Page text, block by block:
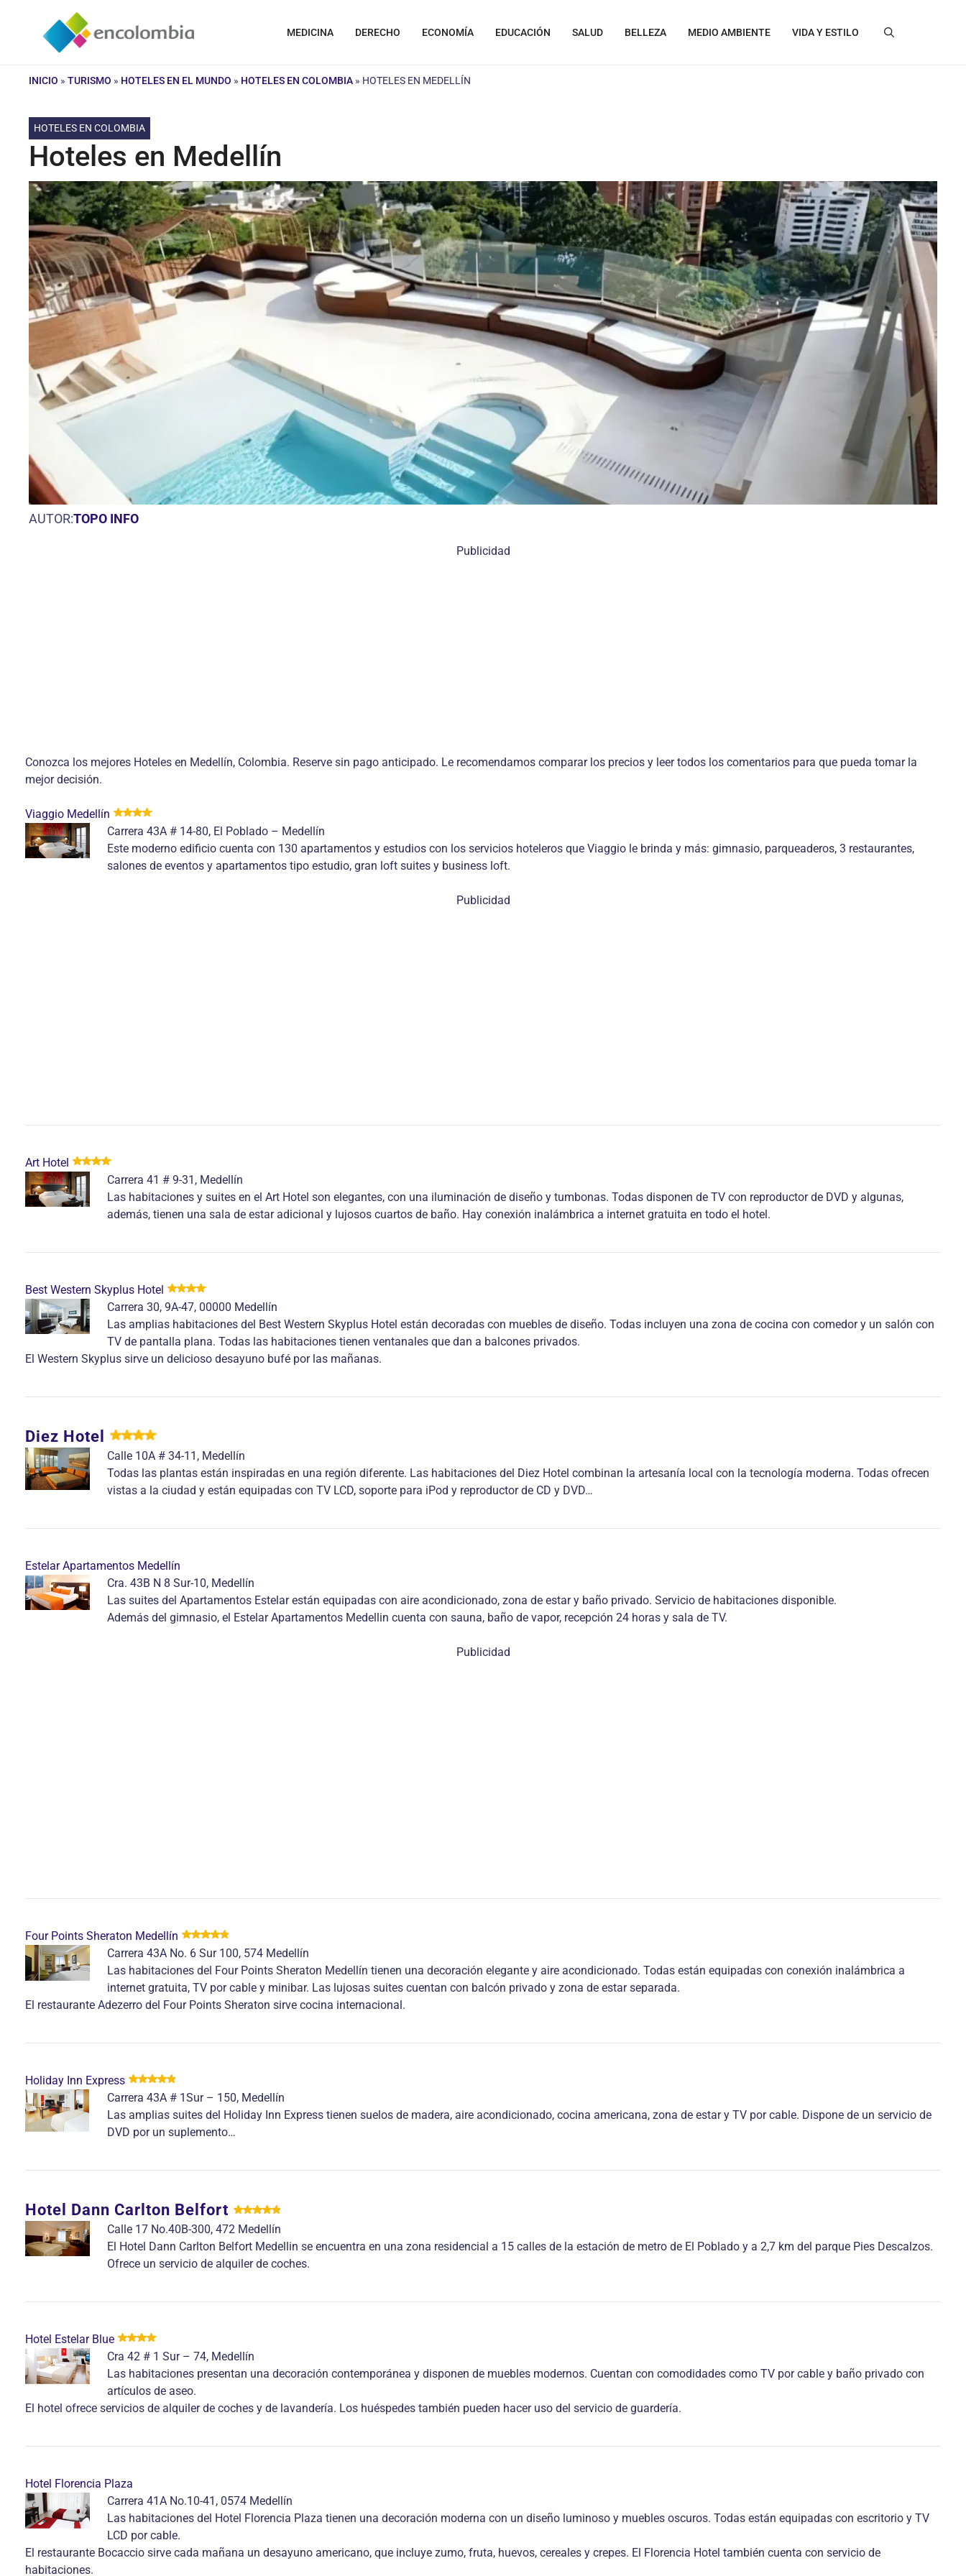
contenido
MEDICINA DERECHO ECONOMÍA EDUCACIÓN SALUD BELLEZA MEDIO AMBIENTE VIDA Y ESTILO
INICIO » TURISMO » HOTELES EN EL MUNDO » HOTELES EN COLOMBIA » HOTELES EN MEDELLÍN
HOTELES EN COLOMBIA
Hoteles en Medellín
AUTOR:TOPO INFO
Publicidad
Conozca los mejores Hoteles en Medellín, Colombia. Reserve sin pago anticipado. Le recomendamos comparar los precios y leer todos los comentarios para que pueda tomar la
mejor decisión.
Viaggio Medellín
Carrera 43A # 14-80, El Poblado – Medellín
Este moderno edificio cuenta con 130 apartamentos y estudios con los servicios hoteleros que Viaggio le brinda y más: gimnasio, parqueaderos, 3 restaurantes,
salones de eventos y apartamentos tipo estudio, gran loft suites y business loft.
Publicidad
Art Hotel
Carrera 41 # 9-31, Medellín
Las habitaciones y suites en el Art Hotel son elegantes, con una iluminación de diseño y tumbonas. Todas disponen de TV con reproductor de DVD y algunas,
además, tienen una sala de estar adicional y lujosos cuartos de baño. Hay conexión inalámbrica a internet gratuita en todo el hotel.
Best Western Skyplus Hotel
Carrera 30, 9A-47, 00000 Medellín
Las amplias habitaciones del Best Western Skyplus Hotel están decoradas con muebles de diseño. Todas incluyen una zona de cocina con comedor y un salón con
TV de pantalla plana. Todas las habitaciones tienen ventanales que dan a balcones privados.
El Western Skyplus sirve un delicioso desayuno bufé por las mañanas.
Diez Hotel
Calle 10A # 34-11, Medellín
Todas las plantas están inspiradas en una región diferente. Las habitaciones del Diez Hotel combinan la artesanía local con la tecnología moderna. Todas ofrecen
vistas a la ciudad y están equipadas con TV LCD, soporte para iPod y reproductor de CD y DVD…
Estelar Apartamentos Medellín
Cra. 43B N 8 Sur-10, Medellín
Las suites del Apartamentos Estelar están equipadas con aire acondicionado, zona de estar y baño privado. Servicio de habitaciones disponible.
Además del gimnasio, el Estelar Apartamentos Medellin cuenta con sauna, baño de vapor, recepción 24 horas y sala de TV.
Publicidad
Four Points Sheraton Medellín
Carrera 43A No. 6 Sur 100, 574 Medellín
Las habitaciones del Four Points Sheraton Medellín tienen una decoración elegante y aire acondicionado. Todas están equipadas con conexión inalámbrica a
internet gratuita, TV por cable y minibar. Las lujosas suites cuentan con balcón privado y zona de estar separada.
El restaurante Adezerro del Four Points Sheraton sirve cocina internacional.
Holiday Inn Express
Carrera 43A # 1Sur – 150, Medellín
Las amplias suites del Holiday Inn Express tienen suelos de madera, aire acondicionado, cocina americana, zona de estar y TV por cable. Dispone de un servicio de
DVD por un suplemento…
Hotel Dann Carlton Belfort
Calle 17 No.40B-300, 472 Medellín
El Hotel Dann Carlton Belfort Medellin se encuentra en una zona residencial a 15 calles de la estación de metro de El Poblado y a 2,7 km del parque Pies Descalzos.
Ofrece un servicio de alquiler de coches.
Hotel Estelar Blue
Cra 42 # 1 Sur – 74, Medellín
Las habitaciones presentan una decoración contemporánea y disponen de muebles modernos. Cuentan con comodidades como TV por cable y baño privado con
artículos de aseo.
El hotel ofrece servicios de alquiler de coches y de lavandería. Los huéspedes también pueden hacer uso del servicio de guardería.
Hotel Florencia Plaza
Carrera 41A No.10-41, 0574 Medellín
Las habitaciones del Hotel Florencia Plaza tienen una decoración moderna con un diseño luminoso y muebles oscuros. Todas están equipadas con escritorio y TV
LCD por cable.
El restaurante Bocaccio sirve cada mañana un desayuno americano, que incluye zumo, fruta, huevos, cereales y crepes. El Florencia Hotel también cuenta con servicio de
habitaciones.